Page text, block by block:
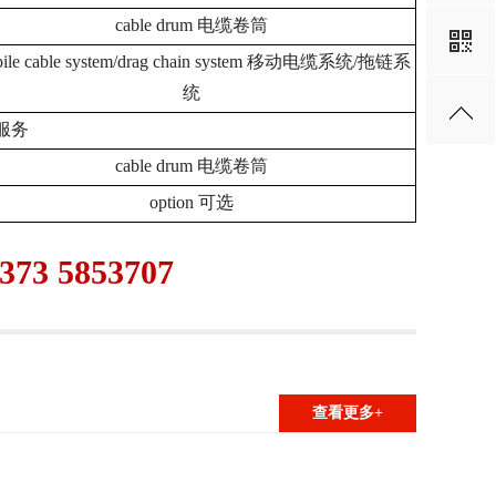
cable drum 电缆卷筒
cable system/drag chain system 移动电缆系统/拖链系
统
服务
cable drum 电缆卷筒
option 可选
5853707
查看更多+